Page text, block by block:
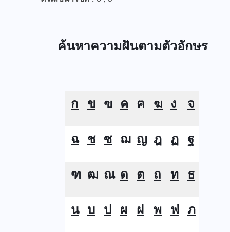
ค้นหาความฝันตามตัวอักษร
ก ข ฃ ค ฅ ฆ ง จ
ฉ ช ซ ฌ ญ ฎ ฏ ฐ
ฑ ฒ ณ ด ต ถ ท ธ
น บ ป ผ ฝ พ ฟ ภ